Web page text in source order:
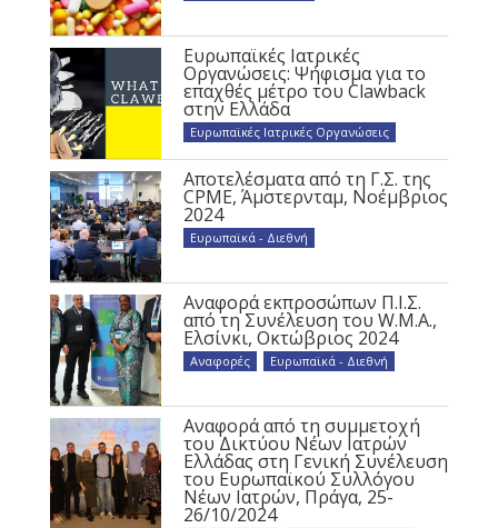
Ευρωπαϊκές Ιατρικές
Οργανώσεις: Ψήφισμα για το
επαχθές μέτρο του Clawback
στην Ελλάδα
Ευρωπαϊκές Ιατρικές Οργανώσεις
Αποτελέσματα από τη Γ.Σ. της
CPME, Άμστερνταμ, Νοέμβριος
2024
Ευρωπαϊκά - Διεθνή
Αναφορά εκπροσώπων Π.Ι.Σ.
από τη Συνέλευση του W.M.A.,
Ελσίνκι, Οκτώβριος 2024
Αναφορές Ευρωπαϊκά - Διεθνή
Αναφορά από τη συμμετοχή
του Δικτύου Νέων Ιατρών
Ελλάδας στη Γενική Συνέλευση
του Ευρωπαϊκού Συλλόγου
Νέων Ιατρών, Πράγα, 25-
26/10/2024